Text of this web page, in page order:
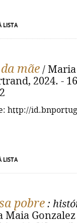
LISTA
mãe / Maria
2024. -
http://
LISTA
pobre :
Maia